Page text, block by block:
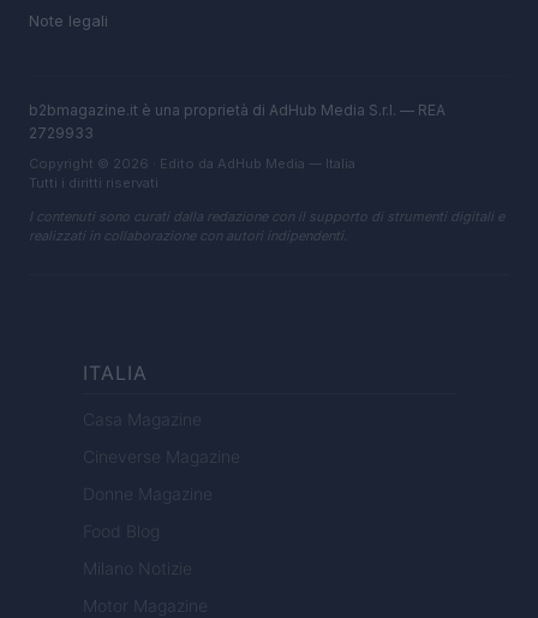
Note legali
b2bmagazine.it è una proprietà di AdHub Media S.r.l. — REA
2729933
Copyright © 2026 · Edito da AdHub Media — Italia
Tutti i diritti riservati
I contenuti sono curati dalla redazione con il supporto di strumenti digitali e
realizzati in collaborazione con autori indipendenti.
ITALIA
Casa Magazine
Cineverse Magazine
Donne Magazine
Food Blog
Milano Notizie
Motor Magazine